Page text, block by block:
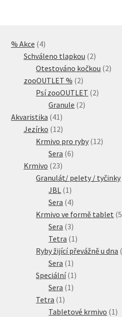
% Akce 44
produkty
Schváleno tlapkou 22
produkty
Otestováno kočkou 22
zooOUTLET % 22
produkty
Psí zooOUTLET 22
Granule 22
Akvaristika 41 41
produktů
Jezírko 1212
produktů
Krmivo pro ryby 1212
Sera 66
Krmivo 2323
produktů
Granulát/ pelety / tyčinky
JBL 1 1
produkt
Sera 44
produkty
Krmivo ve formě tablet 5
Sera 33
produkty
Tetra 1 1
produkt
Ryby žijící převážně u dna
Sera 1 1
produkt
Speciální 1 1
Sera 1 1
Tetra 1 1
produkt
Tabletové krmivo 1 1